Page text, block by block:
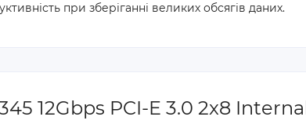
при зберіганні великих обсягів даних.
12Gbps PCI-E 3.0 2x8